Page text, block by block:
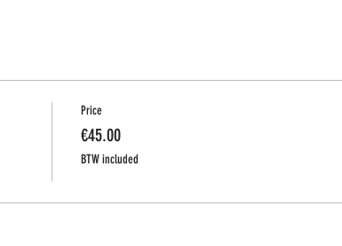
Price
€45.00
BTW included